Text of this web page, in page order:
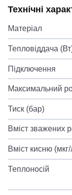
Технічні
Матеріал
Тепловіддача
Підключення
Максимальний
Тиск (бар)
Вміст зважених
Вміст кисню
Теплоносій